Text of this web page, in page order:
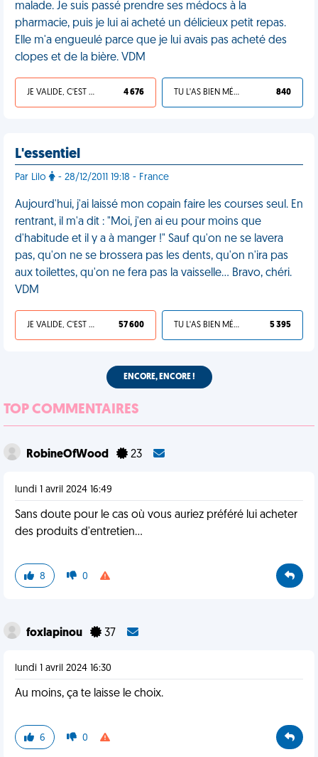
malade. Je suis passé prendre ses médocs à la
pharmacie, puis je lui ai acheté un délicieux petit repas.
Elle m'a engueulé parce que je lui avais pas acheté des
clopes et de la bière. VDM
JE VALIDE, C'EST UNE VDM 4 676 TU L'AS BIEN MÉRITÉ 840
L'essentiel
Par Lilo - 28/12/2011 19:18 - France
Aujourd'hui, j'ai laissé mon copain faire les courses seul. En
rentrant, il m'a dit : "Moi, j'en ai eu pour moins que
d'habitude et il y a à manger !" Sauf qu'on ne se lavera
pas, qu'on ne se brossera pas les dents, qu'on n'ira pas
aux toilettes, qu'on ne fera pas la vaisselle... Bravo, chéri.
VDM
JE VALIDE, C'EST UNE VDM 57 600 TU L'AS BIEN MÉRITÉ 5 395
ENCORE, ENCORE !
TOP COMMENTAIRES
RobineOfWood 23
lundi 1 avril 2024 16:49
Sans doute pour le cas où vous auriez préféré lui acheter
des produits d'entretien...
8 0
foxlapinou 37
lundi 1 avril 2024 16:30
Au moins, ça te laisse le choix.
6 0